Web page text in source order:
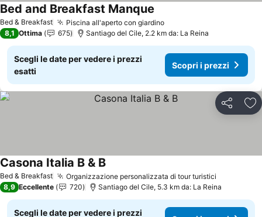
Bed & Breakfast Piscina all'aperto con giardino
Bed and Breakfast Manque
8,1 Ottima 675 Santiago del Cile, 2.2 km da: La Reina
Scegli le date per vedere i prezzi
esatti
Scopri i prezzi
Condividi
Bed & Breakfast Organizzazione personalizzata di tour turistici
Casona Italia B & B
8,9 Eccellente 720 Santiago del Cile, 5.3 km da: La Reina
Scegli le date per vedere i prezzi